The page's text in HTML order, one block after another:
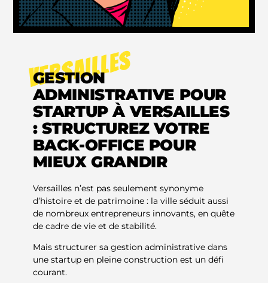
GESTION
ADMINISTRATIVE POUR
STARTUP À VERSAILLES
: STRUCTUREZ VOTRE
BACK-OFFICE POUR
MIEUX GRANDIR
VERSAILLES
Versailles n’est pas seulement synonyme
d’histoire et de patrimoine : la ville séduit aussi
de nombreux entrepreneurs innovants, en quête
de cadre de vie et de stabilité.
Mais structurer sa gestion administrative dans
une startup en pleine construction est un défi
courant.